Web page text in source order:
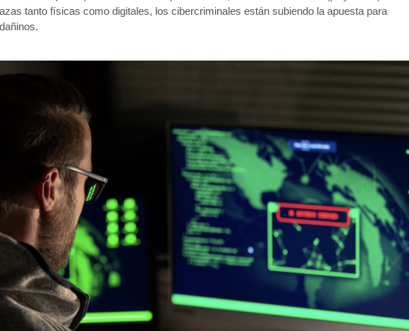
tanto físicas como digitales, los cibercriminales están subiendo la apuesta para